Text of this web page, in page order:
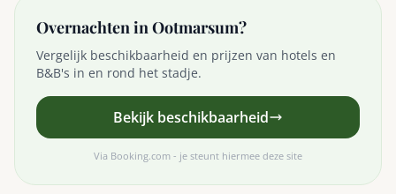
Overnachten in Ootmarsum?
Vergelijk beschikbaarheid en prijzen van hotels en
B&B's in en rond het stadje.
Bekijk beschikbaarheid
Via Booking.com - je steunt hiermee deze site